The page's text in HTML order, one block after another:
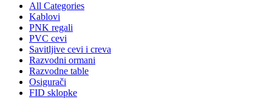
All Categories
Kablovi
PNK regali
PVC cevi
Savitljive cevi i creva
Razvodni ormani
Razvodne table
Osigurači
FID sklopke